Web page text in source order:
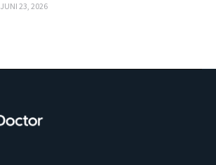
JUNI 23, 2026